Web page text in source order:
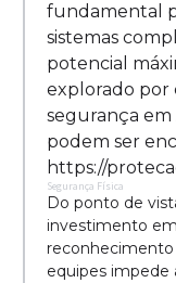
fundamental
sistemas
potencial
explorado por
segurança em
podem ser
https://
Segurança Física
Do ponto de
investimento
equipes impede